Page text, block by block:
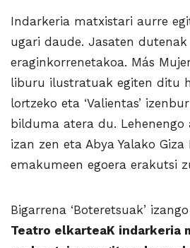
Indarkeria matxistari aurre
ugari daude. Jasaten
eraginkorrenetakoa. Más
liburu ilustratuak egiten ditu
lortzeko eta ‘Valientas’
bilduma atera du. Lehenengo
izan zen eta Abya Yalako
emakumeen egoera erakutsi
Bigarrena ‘Boteretsuak’
Teatro elkarteaK indarkeria